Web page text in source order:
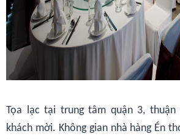
Tọa lạc tại trung tâm quận 3,
khách mời. Không gian nhà hàng Én